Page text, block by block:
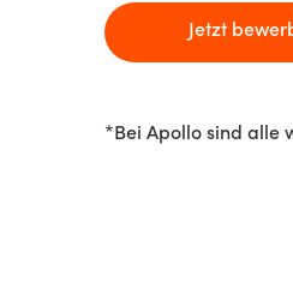
Jetzt
*Bei Apollo sind alle